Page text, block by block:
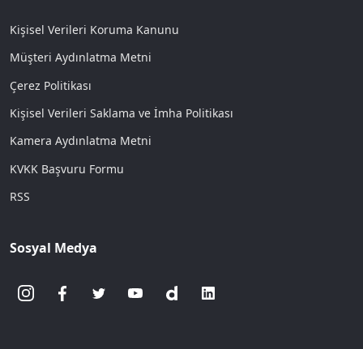
Kişisel Verileri Koruma Kanunu
Müşteri Aydınlatma Metni
Çerez Politikası
Kişisel Verileri Saklama ve İmha Politikası
Kamera Aydınlatma Metni
KVKK Başvuru Formu
RSS
Sosyal Medya